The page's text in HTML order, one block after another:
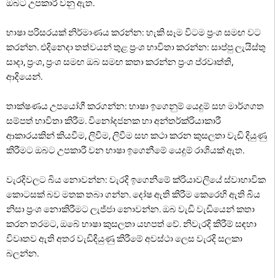
ඔබට උපකාරී වනු ඇත.
භාෂා පරිසරයක් නිර්මාණය කරන්න: හැකි සෑම විටම ප්‍රංශ සමඟ වට
කරන්න. එදිනෙදා තත්වයන් තුළ ප්‍රංශ භාවිතා කරන්න: සාප්පු ලැයිස්තු
සාදා, ප්‍රංශ, ප්‍රංශ සමඟ ඔබ සමඟ කතා කරන්න ප්‍රංශ ප්රවෘත්ති,
ආදියෙන්.
තාක්ෂණය උපයෝගී කරගන්න: භාෂා ඉගෙනුම් යෙදුම් සහ මාර්ගගත
සම්පත් භාවිතා කිරීම. විනෝදජනක හා අන්තර්ක්රියාකාරී
ආකාරයකින් කියවීම, ලිවීම, ලිවීම සහ කථා කරන කුසලතා වැඩි දියුණු
කිරීමට ඔබට උපකාරී වන භාෂා ඉගෙනීමේ යෙදුම් රාශියක් ඇත.
වැරදිවලට ​​බිය නොවන්න: වැරදි ඉගෙනීමේ ක්රියාවලියේ ස්වාභාවික
කොටසක් බව මතක තබා ගන්න. දෝෂ ඇති කිරීම කෙරෙහි ඇති බිය
නිසා ප්‍රංශ නොකිරීමට ලැජ්ජා නොවන්න. ඔබ වැඩි වැඩියෙන් කතා
කරන තරමට, ඔබේ භාෂා කුසලතා යහපත් වේ. නිවැරදි කිරීම් සඳහා
විවෘතව ඇති අතර වැඩිදියුණු කිරීමේ අවස්ථා ලෙස වැරදි සලකා
බලන්න.